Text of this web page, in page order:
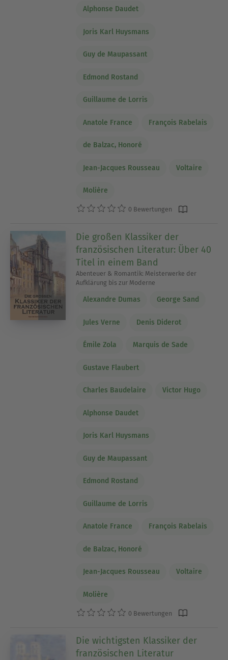
Alphonse Daudet
Joris Karl Huysmans
Guy de Maupassant
Edmond Rostand
Guillaume de Lorris
Anatole France François Rabelais
de Balzac, Honoré
Jean-Jacques Rousseau Voltaire
Molière
0 Bewertungen
Die großen Klassiker der
französischen Literatur: Über 40
Titel in einem Band
Abenteuer & Romantik: Meisterwerke der
Aufklärung bis zur Moderne
Alexandre Dumas George Sand
Jules Verne Denis Diderot
Émile Zola Marquis de Sade
Gustave Flaubert
Charles Baudelaire Victor Hugo
Alphonse Daudet
Joris Karl Huysmans
Guy de Maupassant
Edmond Rostand
Guillaume de Lorris
Anatole France François Rabelais
de Balzac, Honoré
Jean-Jacques Rousseau Voltaire
Molière
0 Bewertungen
Die wichtigsten Klassiker der
französischen Literatur